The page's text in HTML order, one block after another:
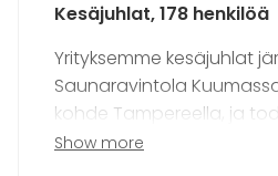
Garden
Equipment
Note-taking material
Whiteboard / Flip chart
Kesäjuhlat, 178 henkilöä
Yrityksemme kesäjuhlat
Saunaravintola
kohde Tampereella, ja
arvoinen!
Show more